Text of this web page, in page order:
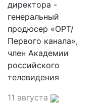
директора -
генеральный
продюсер «ОРТ/
Первого канала»,
член Академии
российского
телевидения
11 августа